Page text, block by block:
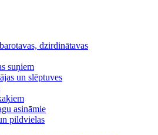
dzirdinātavas
suņiem
un slēptuves
asināmie
pildvielas